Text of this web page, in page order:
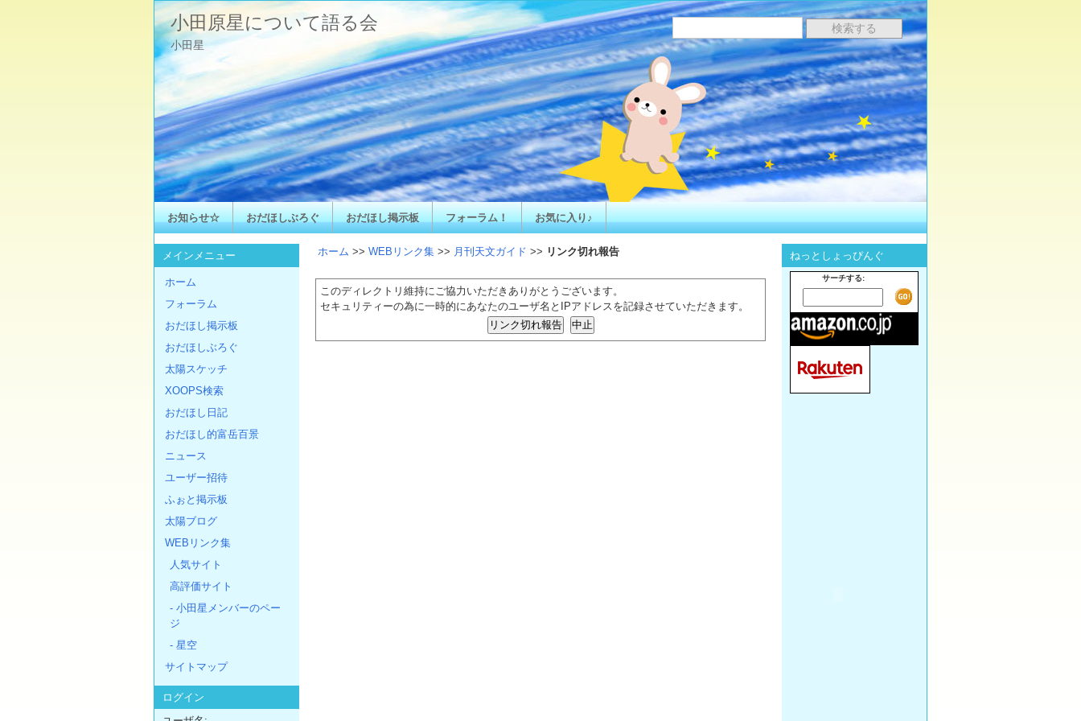
小田原星について語る会
小田星
お知らせ☆ おだほしぶろぐ おだほし掲示板 フォーラム！ お気に入り♪
ホーム >> WEBリンク集 >> 月刊天文ガイド >> リンク切れ報告
このディレクトリ維持にご協力いただきありがとうございます。
セキュリティーの為に一時的にあなたのユーザ名とIPアドレスを記録させていただきます。
メインメニュー
ホーム
フォーラム
おだほし掲示板
おだほしぶろぐ
太陽スケッチ
XOOPS検索
おだほし日記
おだほし的富岳百景
ニュース
ユーザー招待
ふぉと掲示板
太陽ブログ
WEBリンク集
人気サイト
高評価サイト
- 小田星メンバーのペー
ジ
- 星空
サイトマップ
ログイン
ねっとしょっぴんぐ
サーチする: